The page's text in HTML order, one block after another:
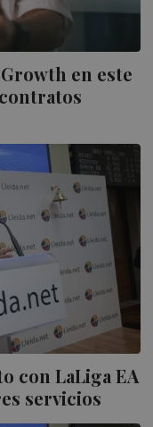
en este
con LaLiga EA
servicios